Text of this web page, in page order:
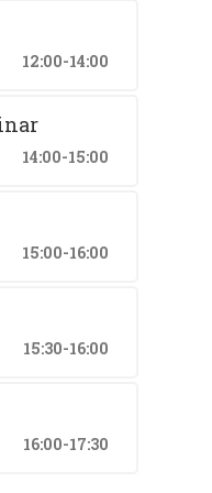
12:00-14:00
14:00-15:00
15:00-16:00
15:30-16:00
16:00-17:30